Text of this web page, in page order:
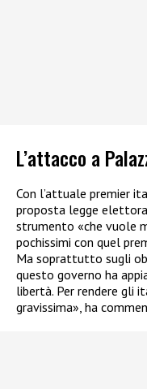
L’attacco a
Con l’attuale premier
proposta legge
strumento «che vuole
pochissimi con quel
Ma soprattutto sugli
questo governo ha
libertà. Per rendere gli
gravissima», ha